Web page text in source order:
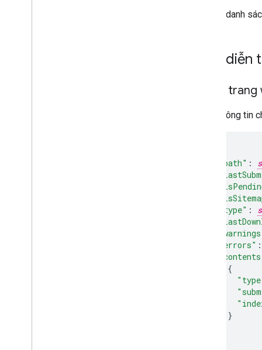
Để biết danh
Biểu
Sơ đồ
Chứa thông tin
"path" :
"type" :
"errors" :